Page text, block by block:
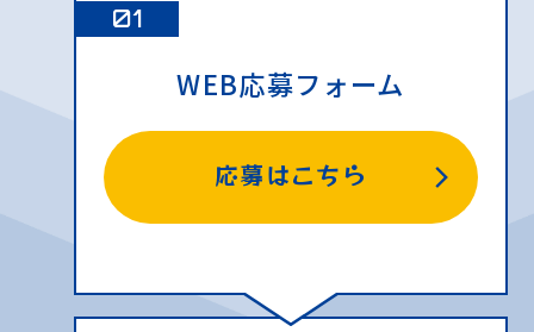
01
WEB応募フォーム
応募はこちら